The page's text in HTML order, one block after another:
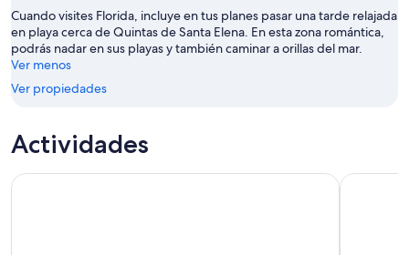
9
ago
ago
-
9
Cuando visites Florida, incluye en tus planes pasar una tarde relajada
en playa cerca de Quintas de Santa Elena. En esta zona romántica,
podrás nadar en sus playas y también caminar a orillas del mar.
Ver menos
Ver propiedades
Actividades
Aventura inolvidable en kayak bioluminiscente de un día en
Tour de